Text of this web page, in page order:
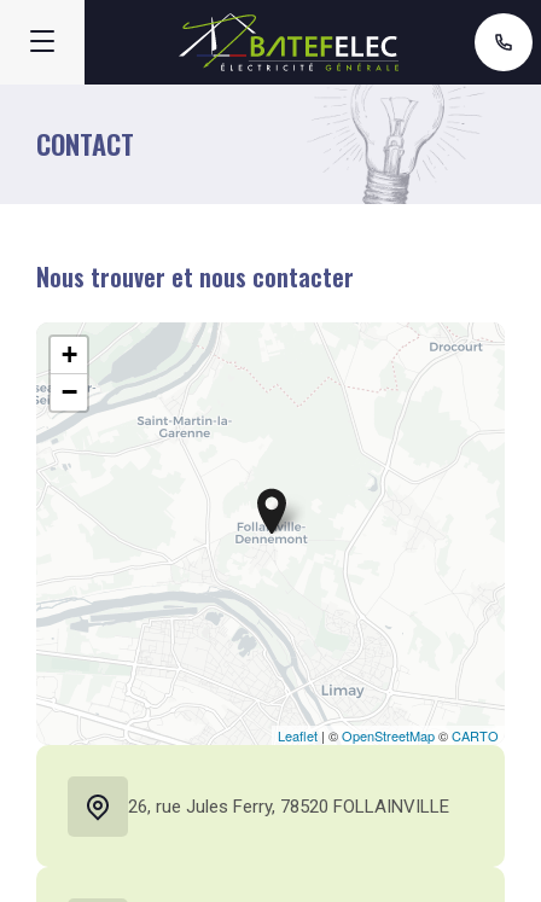
CONTACT
Nous trouver et nous contacter
26, rue Jules Ferry, 78520 FOLLAINVILLE